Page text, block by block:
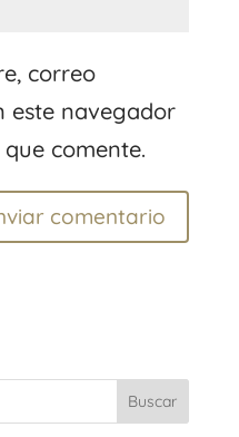
correo
este navegador
comente.